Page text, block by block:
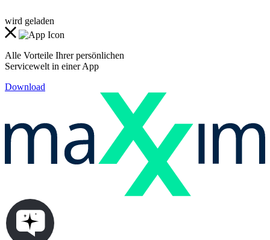
wird geladen
Alle Vorteile Ihrer persönlichen
Servicewelt in einer App
Download